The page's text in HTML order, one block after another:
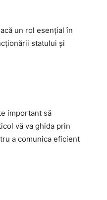
un rol esențial în
statului și
important să
vă va ghida prin
a comunica eficient